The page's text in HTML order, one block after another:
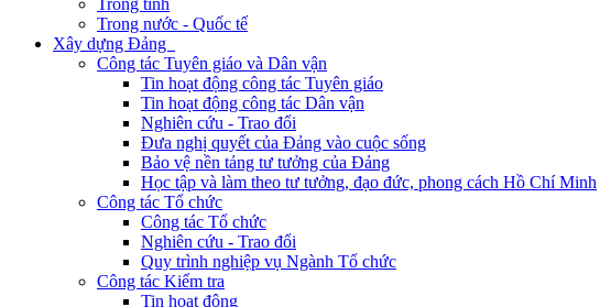
Trong tỉnh
Trong nước - Quốc tế
Xây dựng Đảng
Công tác Tuyên giáo và Dân vận
Tin hoạt động công tác Tuyên giáo
Tin hoạt động công tác Dân vận
Nghiên cứu - Trao đổi
Đưa nghị quyết của Đảng vào cuộc sống
Bảo vệ nền tảng tư tưởng của Đảng
Học tập và làm theo tư tưởng, đạo đức, phong cách Hồ Chí Minh
Công tác Tổ chức
Công tác Tổ chức
Nghiên cứu - Trao đổi
Quy trình nghiệp vụ Ngành Tổ chức
Công tác Kiểm tra
Tin hoạt động